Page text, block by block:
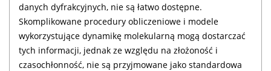
danych dyfrakcyjnych, nie są łatwo dostępne.
Skomplikowane procedury obliczeniowe i modele
wykorzystujące dynamikę molekularną mogą dostarczać
tych informacji, jednak ze względu na złożoność i
czasochłonność, nie są przyjmowane jako standardowa